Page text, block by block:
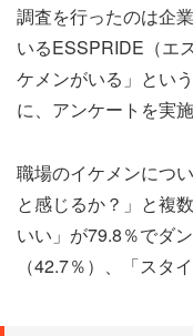
調査を行ったのは企
いるESSPRIDE（エ
ケメンがいる」とい
に、アンケートを実
職場のイケメンにつ
と感じるか？」と複
いい」が79.8％でダ
（42.7％）、「スタ